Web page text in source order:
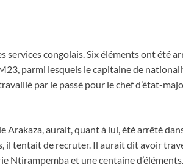
services congolais. Six éléments ont été
parmi lesquels le capitaine de
par le passé pour le chef d’état-
Arakaza, aurait, quant à lui, été arrêté
il tentait de recruter. Il aurait dit avoir
Ntirampemba et une centaine d’éléments.